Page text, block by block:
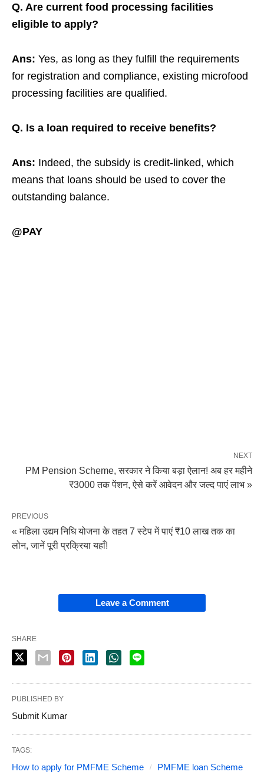
Q. Are current food processing facilities
eligible to apply?
Ans: Yes, as long as they fulfill the requirements
for registration and compliance, existing microfood
processing facilities are qualified.
Q. Is a loan required to receive benefits?
Ans: Indeed, the subsidy is credit-linked, which
means that loans should be used to cover the
outstanding balance.
@PAY
NEXT
PM Pension Scheme, सरकार ने किया बड़ा ऐलान! अब हर महीने
₹3000 तक पेंशन, ऐसे करें आवेदन और जल्द पाएं लाभ »
PREVIOUS
« महिला उद्यम निधि योजना के तहत 7 स्टेप में पाएं ₹10 लाख तक का
लोन, जानें पूरी प्रक्रिया यहाँ!
Leave a Comment
SHARE
PUBLISHED BY
Submit Kumar
TAGS:
How to apply for PMFME Scheme
PMFME loan Scheme